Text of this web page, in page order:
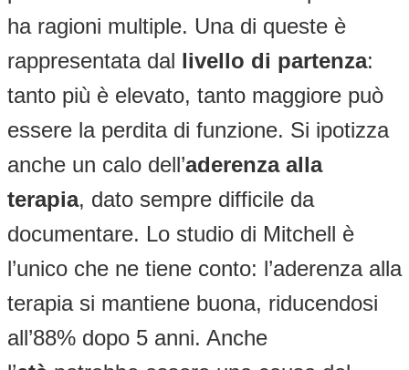
ha ragioni multiple. Una di queste è
rappresentata dal livello di partenza:
tanto più è elevato, tanto maggiore può
essere la perdita di funzione. Si ipotizza
anche un calo dell’aderenza alla
terapia, dato sempre difficile da
documentare. Lo studio di Mitchell è
l’unico che ne tiene conto: l’aderenza alla
terapia si mantiene buona, riducendosi
all’88% dopo 5 anni. Anche